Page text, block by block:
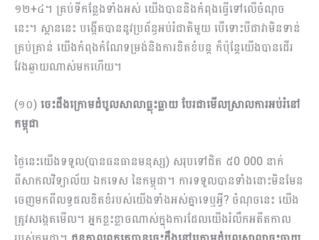
១២+៤។ គ្រប់ទីកន្លែងទាំងអស់ យើងបាននិងកំពុងធ្វើទៅលើចំណុច
នេះ។ ស្ថាននេះ បង្កើតបាននូវប្រព័ន្ធអប់រំជាតិមួយ បើទោះបីជាវាមិនទាន់
គ្រប់គ្រាន់ យើងកំពុងកំណែទម្រង់និងការខិតខំបន្ត ក៏ប៉ុន្តែយើងបានដើរ
វែងឆ្ងាយណាស់មកហើយ។
(១០)ចេះដឹងក្រោមដំបូលសាលាធ្លុះធ្លាយ បែរជាមើលស្រាលការអប់រំនៅ
កម្ពុជា
ថ្ងៃនេះយើងទទួល(បានធនធានមនុស្ស) សរុបទៅជិត ៥0 000 នាក់
ពីសាកលវិទ្យាល័យ ឯកទេស នៃកម្ពុជា។ ការទទួលបានទាំងនោះមិនមែន
ចេញមកពីលទ្ធផលខិតខំរបស់យើងទាំងអស់គ្នាទេឬអ្វី? ចំណុចនេះ យើង
ត្រូវសង្កេតមើល។ អ្នកខ្លះខ្លាចណាស់ក្នុងការដែលយើងរំលឹកអតីតកាល